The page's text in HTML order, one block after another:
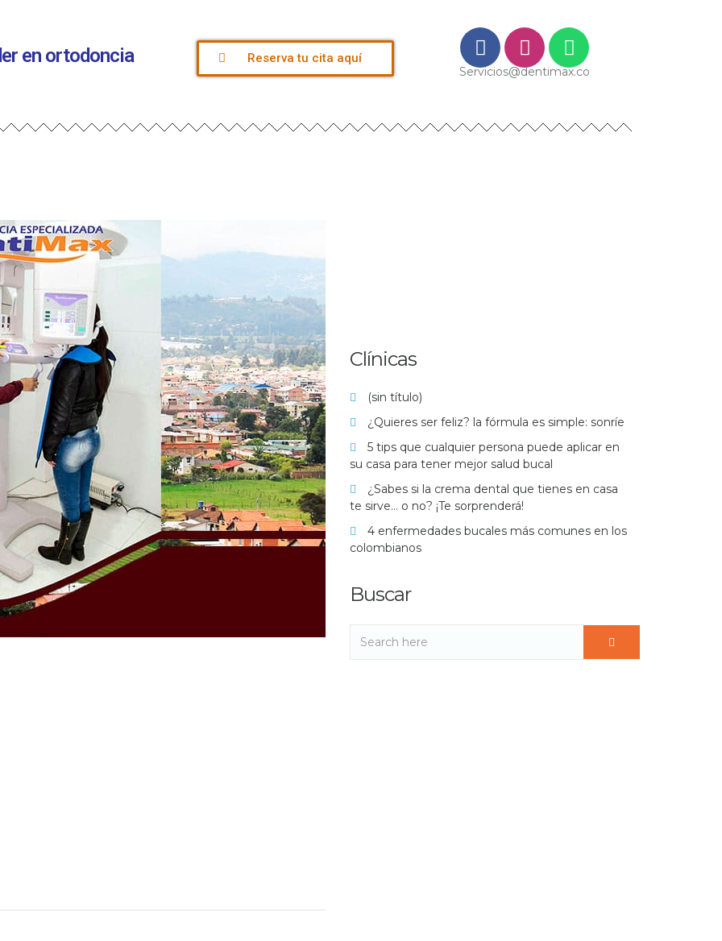
en ortodoncia
Reserva tu cita aquí
Servicios@dentimax.co
Clínicas
(sin título)
¿Quieres ser feliz? la fórmula es simple: sonríe
5 tips que cualquier persona puede aplicar en
su casa para tener mejor salud bucal
¿Sabes si la crema dental que tienes en casa
te sirve… o no? ¡Te sorprenderá!
4 enfermedades bucales más comunes en los
colombianos
Buscar